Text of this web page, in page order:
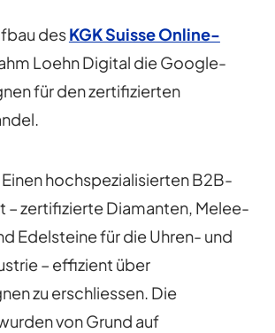
desKGK Suisse Online-
Loehn Digital die Google-
für den zertifizierten
hochspezialisierten B2B-
– zertifizierte Diamanten, Melee-
Edelsteine für die Uhren- und
– effizient über
zu erschliessen. Die
von Grund auf